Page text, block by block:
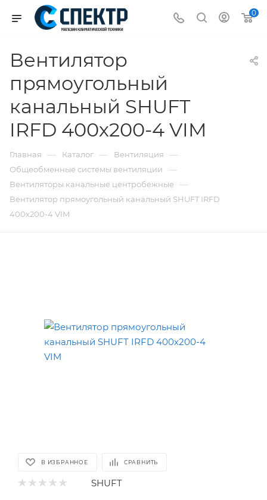
0
Вентилятор
прямоугольный
канальный SHUFT
IRFD 400х200-4 VIM
Главная — Каталог — Вентиляция —
Общеобменные системы вентиляции —
Вентиляторы канальные центробежные —
Вентилятор прямоугольный канальный SHUFT IRFD
400х200-4 VIM
В ИЗБРАННОЕ СРАВНИТЬ
SHUFT